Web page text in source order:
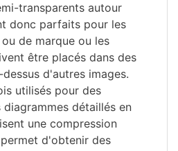
transparents autour
donc parfaits pour les
de marque ou les
être placés dans des
d'autres images.
utilisés pour des
détaillés en
une compression
d'obtenir des